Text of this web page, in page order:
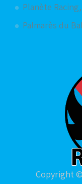
Planète
Palmarès du
Copyright